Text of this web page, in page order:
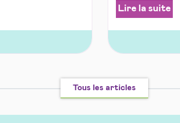
Lire la suite
Tous les articles